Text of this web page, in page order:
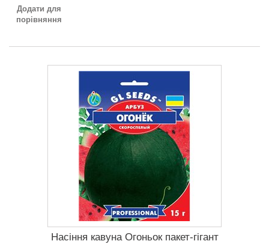
Додати для
порівняння
Насіння кавуна Огоньок пакет-гігант